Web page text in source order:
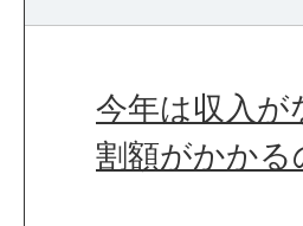
今年は収入が
割額がかか